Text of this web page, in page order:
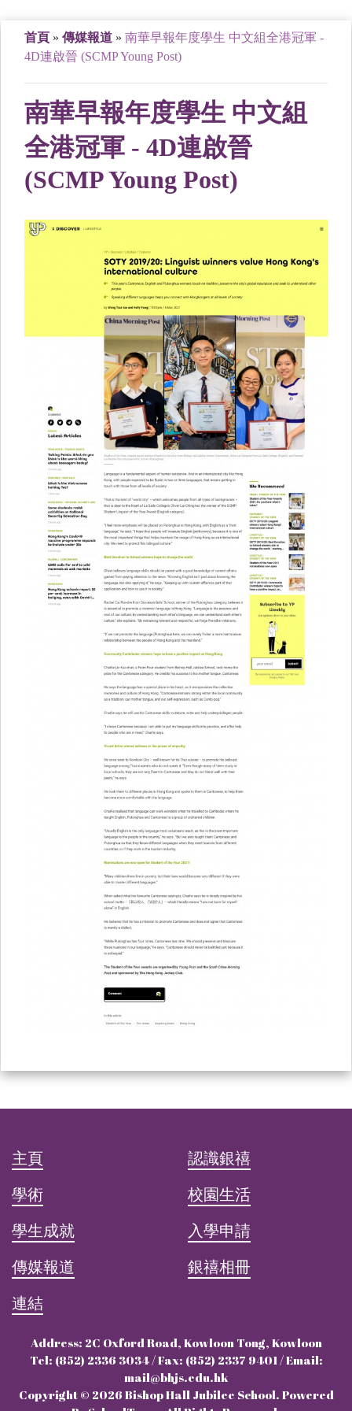
首頁 » 傳媒報道 » 南華早報年度學生 中文組全港冠軍 -
4D連啟晉 (SCMP Young Post)
南華早報年度學生 中文組
全港冠軍 - 4D連啟晉
(SCMP Young Post)
主頁
認識銀禧
學術
校園生活
學生成就
入學申請
傳媒報道
銀禧相冊
連結
Address: 2C Oxford Road, Kowloon Tong, Kowloon
Tel: (852) 2336 3034 / Fax: (852) 2337 9401 / Email:
mail@bhjs.edu.hk
Copyright © 2026 Bishop Hall Jubilee School. Powered